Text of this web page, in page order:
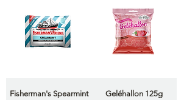
Fisherman's Spearmint
Geléhallon 125g